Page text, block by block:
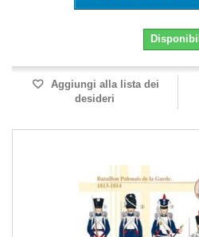
Aggiungi alla lista dei
desideri